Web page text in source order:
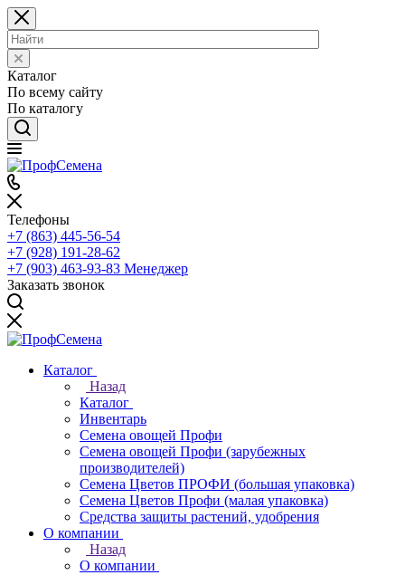
Каталог
По всему сайту
По каталогу
Телефоны
+7 (863) 445-56-54
+7 (928) 191-28-62
+7 (903) 463-93-83 Менеджер
Заказать звонок
Каталог
Назад
Каталог
Инвентарь
Семена овощей Профи
Семена овощей Профи (зарубежных
производителей)
Семена Цветов ПРОФИ (большая упаковка)
Семена Цветов Профи (малая упаковка)
Средства защиты растений, удобрения
О компании
Назад
О компании